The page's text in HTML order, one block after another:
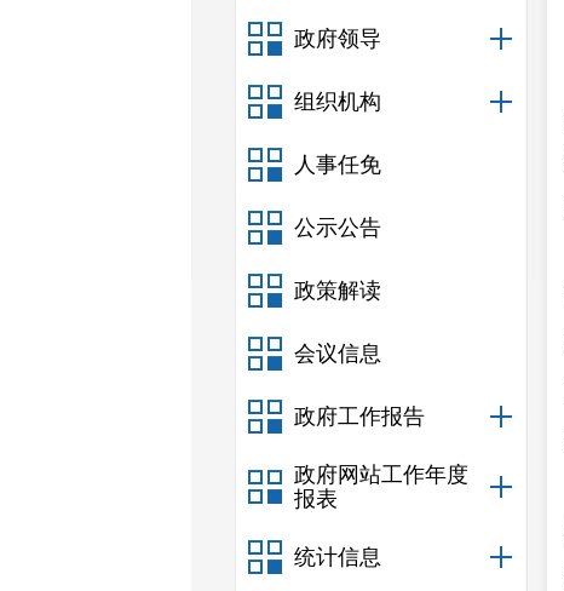
政府领导
组织机构
人事任免
公示公告
政策解读
会议信息
政府工作报告
政府网站工作年度
报表
统计信息